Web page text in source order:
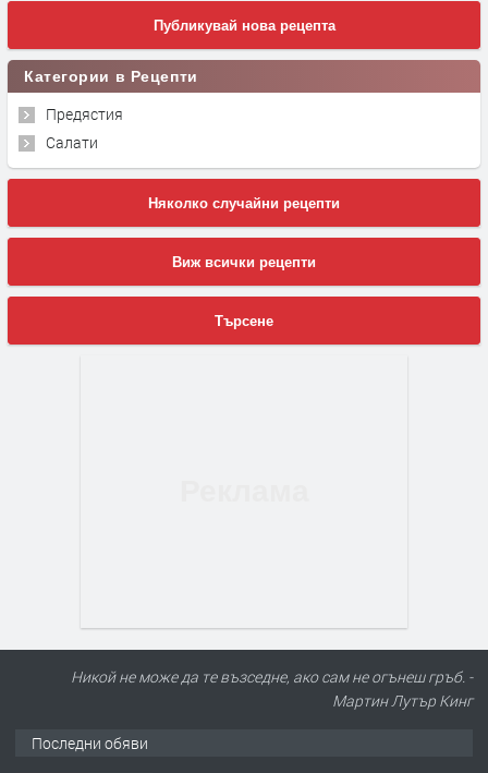
Публикувай нова рецепта
Категории в Рецепти
Предястия
Салати
Няколко случайни рецепти
Виж всички рецепти
Търсене
Никой не може да те възседне, ако сам не огънеш гръб. -
Мартин Лутър Кинг
Последни обяви